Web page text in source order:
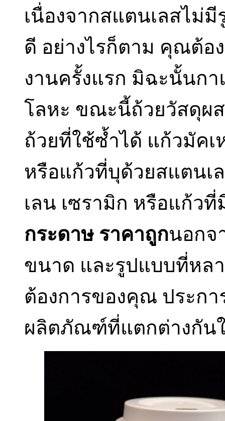
เนื่องจากสแตนเลสไม่
ดี อย่างไรก็ตาม คุณต้อ
งานครั้งแรก มิฉะนั้นก
โลหะ ขณะนี้ถ้วยวัสดุผ
ถ้วยที่ใช้ซ้ำได้ แก้วมัคเ
หรือแก้วที่บุด้วยสแตน
เลน เซรามิก หรือแก้ว
กระดาษ ราคาถูกนอกจ
ขนาด และรูปแบบที่หล
ต้องการของคุณ ประก
ผลิตภัณฑ์ที่แตกต่างกัน